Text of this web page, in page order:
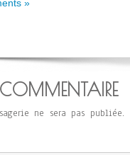
»
ne sera pas publiée.